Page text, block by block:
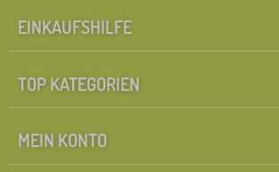
EINKAUFSHILFE
TOP KATEGORIEN
MEIN KONTO